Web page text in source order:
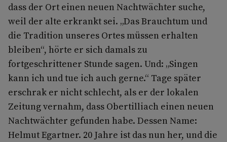
dass der Ort einen neuen Nachtwächter suche,
weil der alte erkrankt sei. „Das Brauchtum und
die Tradition unseres Ortes müssen erhalten
bleiben“, hörte er sich damals zu
fortgeschrittener Stunde sagen. Und: „Singen
kann ich und tue ich auch gerne.“ Tage später
erschrak er nicht schlecht, als er der lokalen
Zeitung vernahm, dass Obertilliach einen neuen
Nachtwächter gefunden habe. Dessen Name:
Helmut Egartner. 20 Jahre ist das nun her, und die